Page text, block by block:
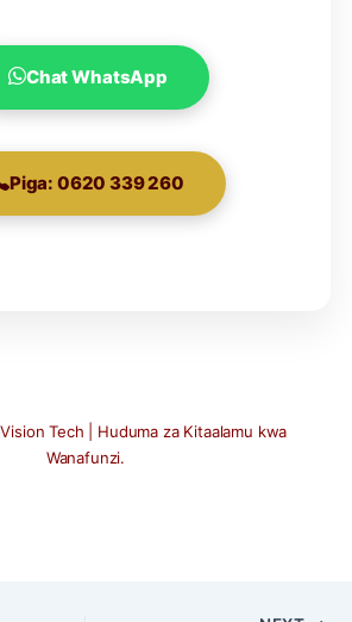
Chat WhatsApp
Piga: 0620 339 260
Tech | Huduma za Kitaalamu kwa
Wanafunzi.